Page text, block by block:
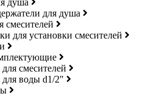
душа
для душа
смесителей
для установки смесителей
смесителей
для воды d1/2"